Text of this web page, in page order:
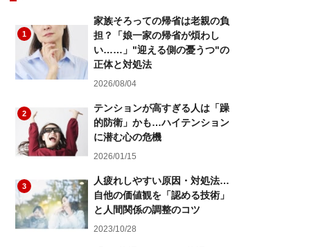
1
家族そろっての帰省は老親の負
担？「娘一家の帰省が煩わし
い……」"迎える側の憂うつ"の
正体と対処法
2026/08/04
2
テンションが高すぎる人は「躁
的防衛」かも…ハイテンション
に潜む心の危機
2026/01/15
3
人疲れしやすい原因・対処法…
自他の価値観を「認める技術」
と人間関係の調整のコツ
2023/10/28